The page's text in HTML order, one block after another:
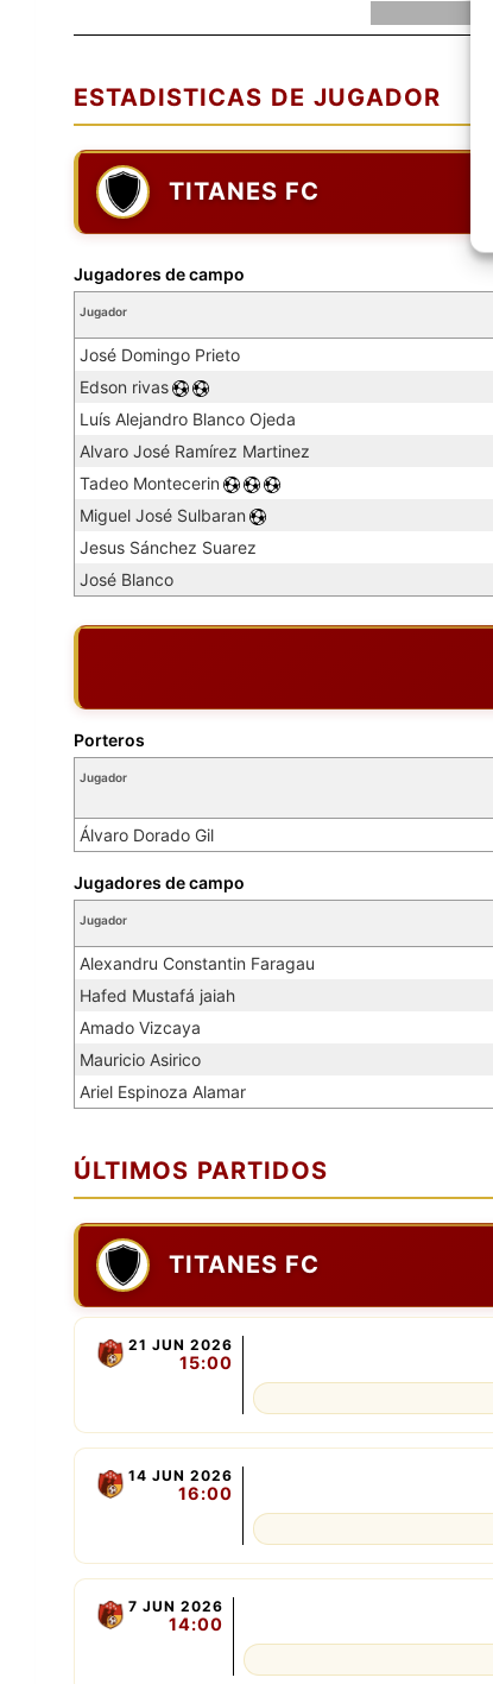
ESTADISTICAS DE JUGADOR
TITANES FC
Jugador
José Domingo Prieto
Edson rivas
Luís Alejandro Blanco Ojeda
Alvaro José Ramírez Martinez
Tadeo Montecerin
Miguel José Sulbaran
Jesus Sánchez Suarez
José Blanco
Jugadores de campo
Jugador
Álvaro Dorado Gil
Porteros
Jugador
Alexandru Constantin Faragau
Hafed Mustafá jaiah
Amado Vizcaya
Mauricio Asirico
Ariel Espinoza Alamar
Jugadores de campo
ÚLTIMOS PARTIDOS
TITANES FC
21 JUN 2026
15:00
14 JUN 2026
16:00
7 JUN 2026
14:00